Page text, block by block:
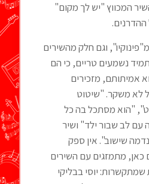
המכווץ "יש לך מקום"
וגם חלק מהשירים
נשמעים טריים, כי הם
אמיתותם, מזכירים
לא משקר. "שיטוט
"הוא מסתכל בה כל
לב שבור ילד" ושיר
שישוב". אין ספק
מתמזגים עם השירים
שמתקשרות: יוסי בבליקי